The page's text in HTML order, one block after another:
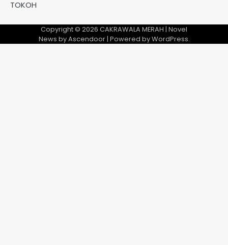
TOKOH
Copyright © 2026 CAKRAWALA MERAH | Novel
News byAscendoor| Powered byWordPress.